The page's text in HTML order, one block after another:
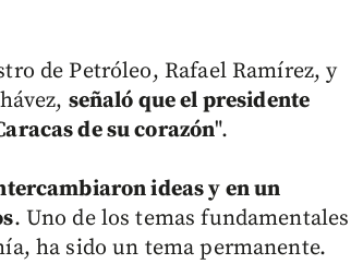
de Petróleo, Rafael Ramírez, y
señaló que el presidente
de su corazón".
ideas y en un
. Uno de los temas fundamentales
ha sido un tema permanente.